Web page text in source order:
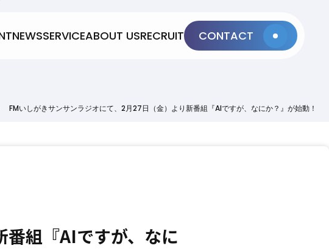
NEWSSERVICEABOUT USRECRUIT CONTACT
FMいしがきサンサンラジオにて、2月27日（金）より新番組『AIですが、なにか？』が始動！
組『AIですが、なに